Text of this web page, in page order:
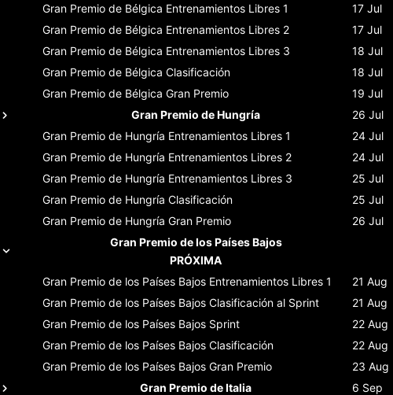
Gran Premio de Bélgica Entrenamientos Libres 1 17 Jul
Gran Premio de Bélgica Entrenamientos Libres 2 17 Jul
Gran Premio de Bélgica Entrenamientos Libres 3 18 Jul
Gran Premio de Bélgica Clasificación 18 Jul
Gran Premio de Bélgica Gran Premio 19 Jul
Gran Premio de Hungría
26 Jul
Gran Premio de Hungría Entrenamientos Libres 1 24 Jul
Gran Premio de Hungría Entrenamientos Libres 2 24 Jul
Gran Premio de Hungría Entrenamientos Libres 3 25 Jul
Gran Premio de Hungría Clasificación 25 Jul
Gran Premio de Hungría Gran Premio 26 Jul
Gran Premio de los Países Bajos
PRÓXIMA
Gran Premio de los Países Bajos Entrenamientos Libres 1 21 Aug
Gran Premio de los Países Bajos Clasificación al Sprint 21 Aug
Gran Premio de los Países Bajos Sprint 22 Aug
Gran Premio de los Países Bajos Clasificación 22 Aug
Gran Premio de los Países Bajos Gran Premio 23 Aug
Gran Premio de Italia
6 Sep